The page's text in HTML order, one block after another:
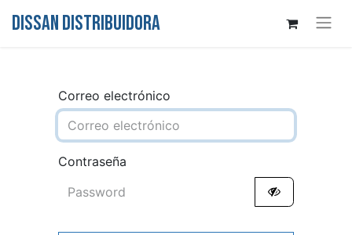
DISSAN DISTRIBUIDORA
Correo electrónico
Contraseña